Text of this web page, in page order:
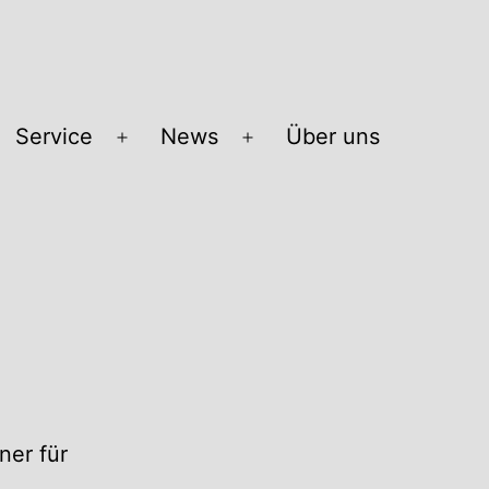
Service
Menü
News
Menü
Über uns
für